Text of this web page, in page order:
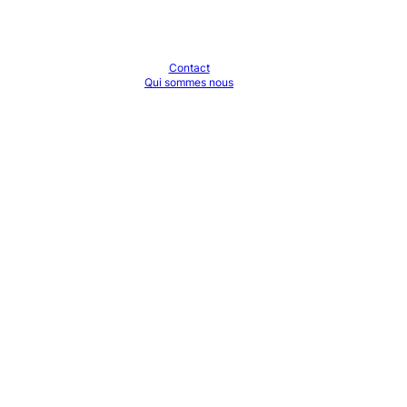
Contact
Qui sommes nous